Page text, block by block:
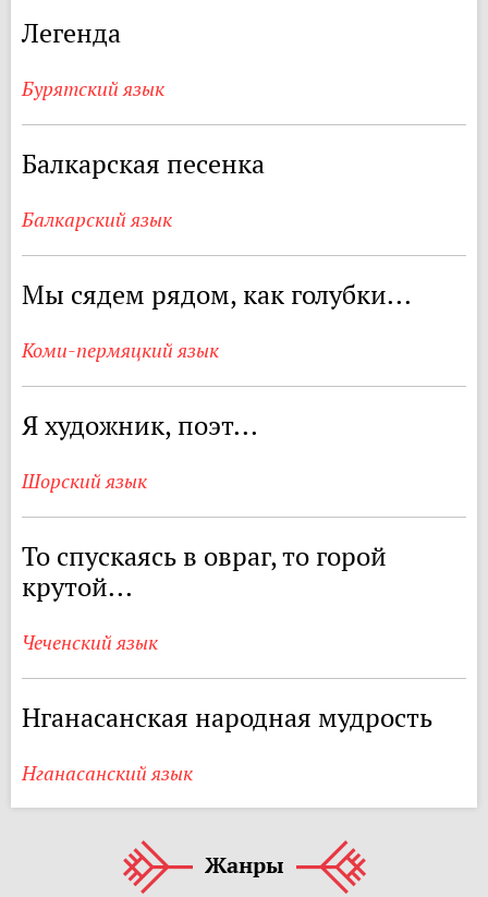
Легенда
Бурятский язык
Балкарская песенка
Балкарский язык
Мы сядем рядом, как голубки...
Коми-пермяцкий язык
Я художник, поэт...
Шорский язык
То спускаясь в овраг, то горой
крутой...
Чеченский язык
Нганасанская народная мудрость
Нганасанский язык
Жанры